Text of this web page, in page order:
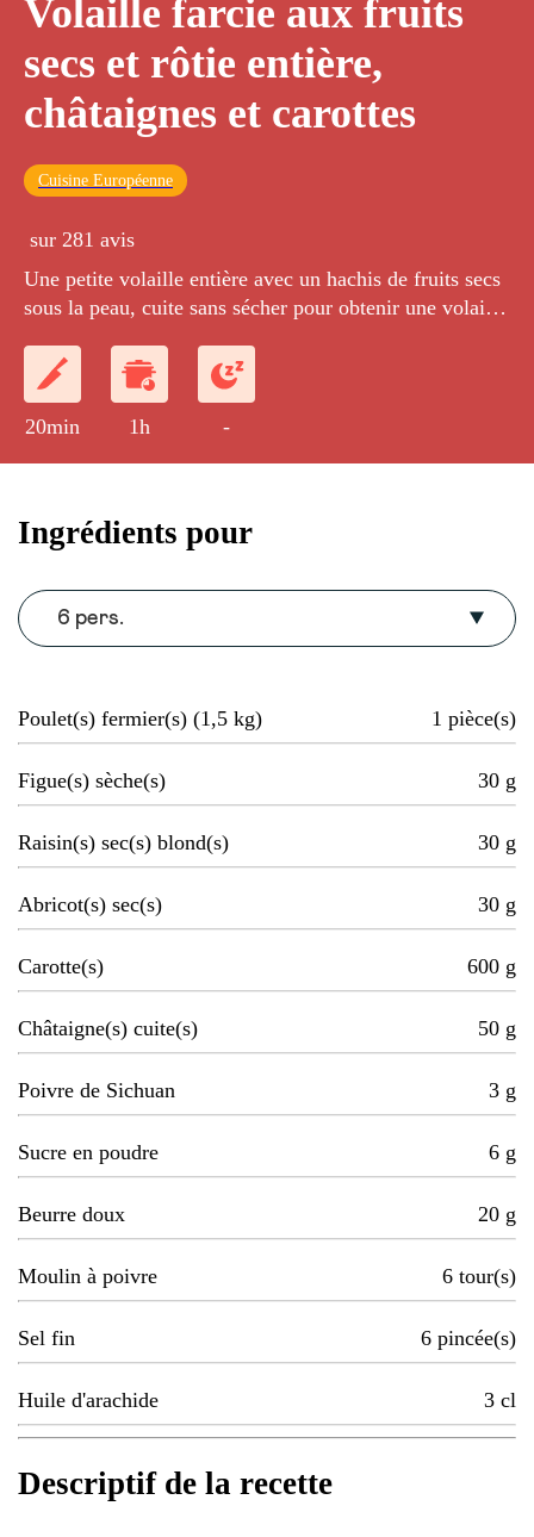
Volaille farcie aux fruits
secs et rôtie entière,
châtaignes et carottes
Cuisine Européenne
sur 281 avis
Une petite volaille entière avec un hachis de fruits secs
sous la peau, cuite sans sécher pour obtenir une volaille
20min 1h -
Ingrédients pour
6 pers.
Poulet(s) fermier(s) (1,5 kg) 1 pièce(s)
Figue(s) sèche(s) 30 g
Raisin(s) sec(s) blond(s) 30 g
Abricot(s) sec(s) 30 g
Carotte(s) 600 g
Châtaigne(s) cuite(s) 50 g
Poivre de Sichuan 3 g
Sucre en poudre 6 g
Beurre doux 20 g
Moulin à poivre 6 tour(s)
Sel fin 6 pincée(s)
Huile d'arachide 3 cl
Descriptif de la recette